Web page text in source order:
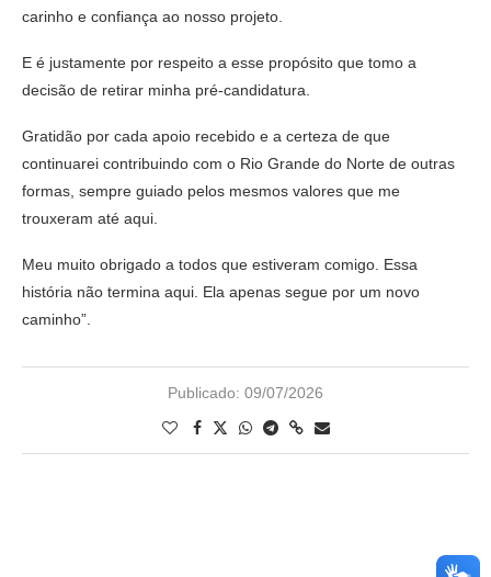
carinho e confiança ao nosso projeto.
E é justamente por respeito a esse propósito que tomo a
decisão de retirar minha pré-candidatura.
Gratidão por cada apoio recebido e a certeza de que
continuarei contribuindo com o Rio Grande do Norte de outras
formas, sempre guiado pelos mesmos valores que me
trouxeram até aqui.
Meu muito obrigado a todos que estiveram comigo. Essa
história não termina aqui. Ela apenas segue por um novo
caminho”.
Publicado: 09/07/2026